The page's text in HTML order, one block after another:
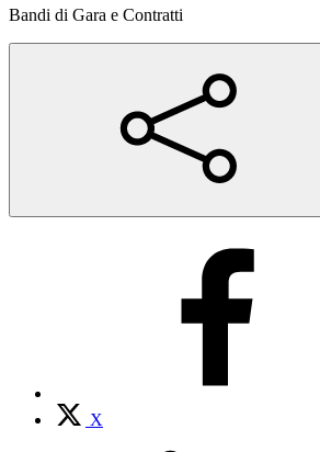
Bandi di Gara e Contratti
X